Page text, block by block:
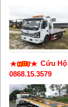
Cứu Hộ
0868.15.3579